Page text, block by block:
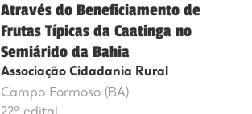
Através do Beneficiamento de
Frutas Típicas da Caatinga no
Semiárido da Bahia
Associação Cidadania Rural
Campo Formoso (BA)